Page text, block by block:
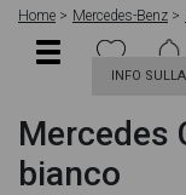
Home Mercedes-Benz
INFO
Mercedes
bianco